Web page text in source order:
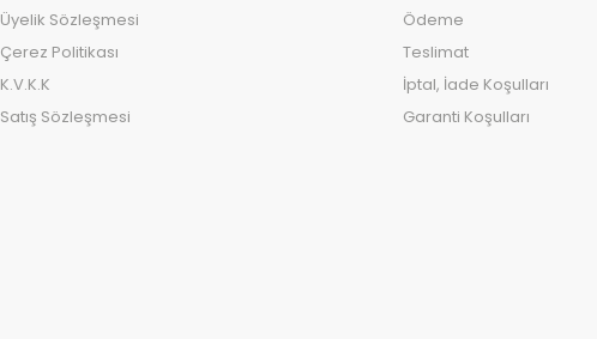
Üyelik Sözleşmesi
Çerez Politikası
K.V.K.K
Satış Sözleşmesi
Ödeme
Teslimat
İptal, İade Koşulları
Garanti Koşulları